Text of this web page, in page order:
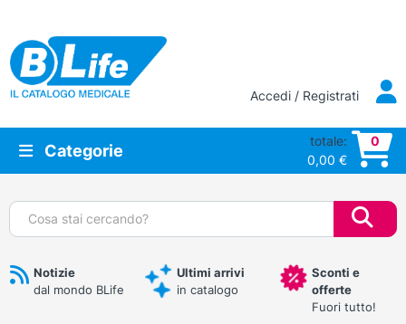
Vai al contenuto principale
Accedi / Registrati
Categorie
totale:
0,00 €
0
Cerca:
Notizie
dal mondo BLife
Ultimi arrivi
in catalogo
Sconti e
offerte
Fuori tutto!